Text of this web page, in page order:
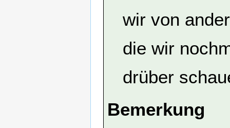
wir von
die wir
drüber
Bemerkung